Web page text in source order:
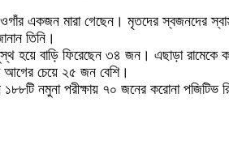
মারা গেছেন। মৃতদের স্বজনদের
তিনি।
হয়ে বাড়ি ফিরেছেন ৩৪ জন। এছাড়া
আগের চেয়ে ২৫ জন বেশি।
নমুনা পরীক্ষায় ৭০ জনের করোনা